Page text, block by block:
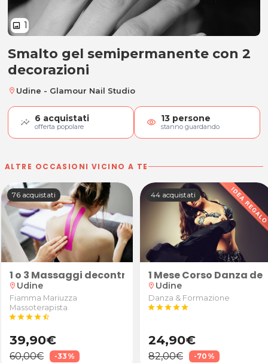
image 1
Smalto gel semipermanente con
Smalto gel semipermanente con 2
decorazioni
location_on Udine - Glamour Nail Studio
6 acquistati
offerta popolare visibility 13 persone
stanno guardando
ALTRE OCCASIONI VICINO A TE
76 acquistati
1 o 3 Massaggi decontratturanti/sportivi
location_on Udine
Fiamma Mariuzza
Massoterapista
starstarstarstarstar_half
39,90€
60,00€ -33%
44 acquistati
1 Mese Corso Danza
location_on Udine
Danza & Formazione
starstarstarstarstar
24,90€
82,00€ -70%